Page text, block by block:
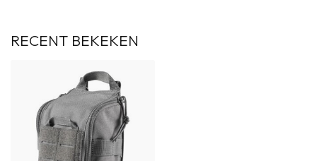
RECENT BEKEKEN